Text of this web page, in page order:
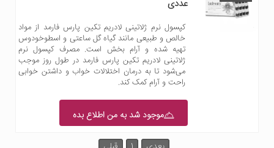
عددی
کپسول نرم ژلاتینی لادریم تکین پارس فارمد از مواد
خالص و طبیعی مانند گیاه گل ساعتی و اسطوخودوس
تهیه شده و آرام بخش است. مصرف کپسول نرم
ژلاتینی لادریم تکین پارس فارمد در طول روز موجب
می‌شود تا به درمان اختلالات خواب و داشتن خوابی
راحت و آرام کمک کند.
موجود شد به من اطلاع بده